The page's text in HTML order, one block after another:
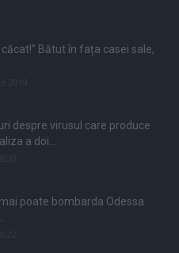
Bătut în fața casei sale,
despre virusul care produce
a doi...
poate bombarda Odessa